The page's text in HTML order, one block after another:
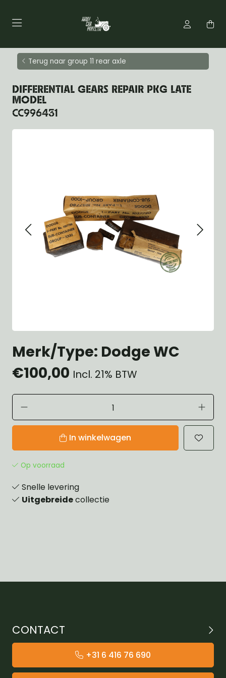
Terug naar group 11 rear axle
DIFFERENTIAL GEARS REPAIR PKG LATE
MODEL
CC996431
Merk/Type: Dodge WC
€100,00 Incl. 21% BTW
In winkelwagen
Op voorraad
Snelle levering
Uitgebreidecollectie
CONTACT
+31 6 416 76 690